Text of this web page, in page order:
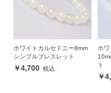
ホワイトカルセドニー8mm
シンプルブレスレット
4,700
ホワ
ト